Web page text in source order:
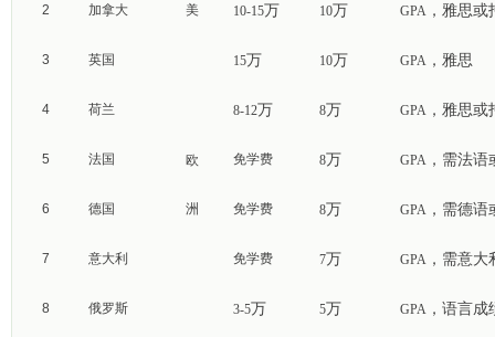
美
2 加拿大 10-15万 10万 GPA ，雅思或
3 英国
欧
洲
15万 10万 GPA ，雅思
4 荷兰 8-12万 8万 GPA ，雅思或
5 法国 免学费 8万 GPA ，需法
6 德国 免学费 8万 GPA ，需德
7 意大利 免学费 7万 GPA ，需意
8 俄罗斯 3-5万 5万 GPA ，语言